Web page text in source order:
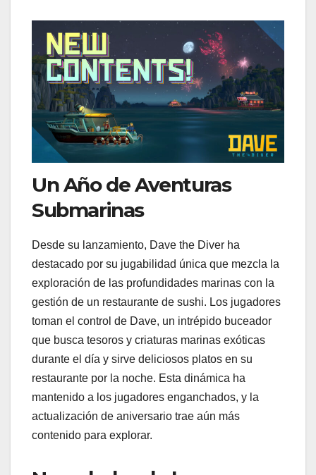
Un Año de Aventuras
Submarinas
Desde su lanzamiento, Dave the Diver ha
destacado por su jugabilidad única que mezcla la
exploración de las profundidades marinas con la
gestión de un restaurante de sushi. Los jugadores
toman el control de Dave, un intrépido buceador
que busca tesoros y criaturas marinas exóticas
durante el día y sirve deliciosos platos en su
restaurante por la noche. Esta dinámica ha
mantenido a los jugadores enganchados, y la
actualización de aniversario trae aún más
contenido para explorar.